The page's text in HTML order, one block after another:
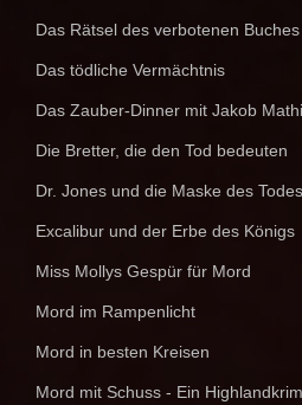
Das Rätsel des verbotenen Buches
Das tödliche Vermächtnis
Das Zauber-Dinner mit Jakob
Die Bretter, die den Tod bedeuten
Dr. Jones und die Maske des Todes
Excalibur und der Erbe des Königs
Miss Mollys Gespür für Mord
Mord im Rampenlicht
Mord in besten Kreisen
Mord mit Schuss - Ein